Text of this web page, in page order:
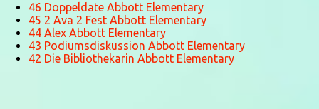
46 Doppeldate Abbott Elementary
45 2 Ava 2 Fest Abbott Elementary
44 Alex Abbott Elementary
43 Podiumsdiskussion Abbott Elementary
42 Die Bibliothekarin Abbott Elementary